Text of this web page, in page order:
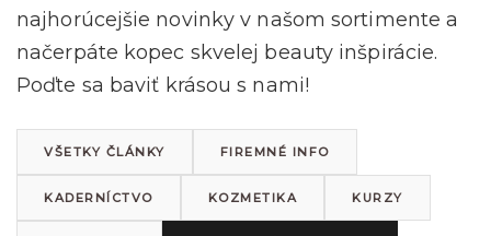
najhorúcejšie novinky v našom sortimente a
načerpáte kopec skvelej beauty inšpirácie.
Poďte sa baviť krásou s nami!
VŠETKY ČLÁNKY FIREMNÉ INFO
KADERNÍCTVO KOZMETIKA KURZY